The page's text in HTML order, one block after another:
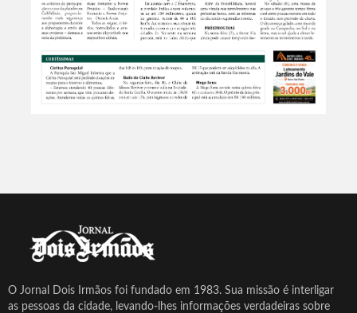
O Jornal Dois Irmãos foi fundado em 1983. Sua missão é interligar
as pessoas da cidade, levando-lhes informações verdadeiras sobre